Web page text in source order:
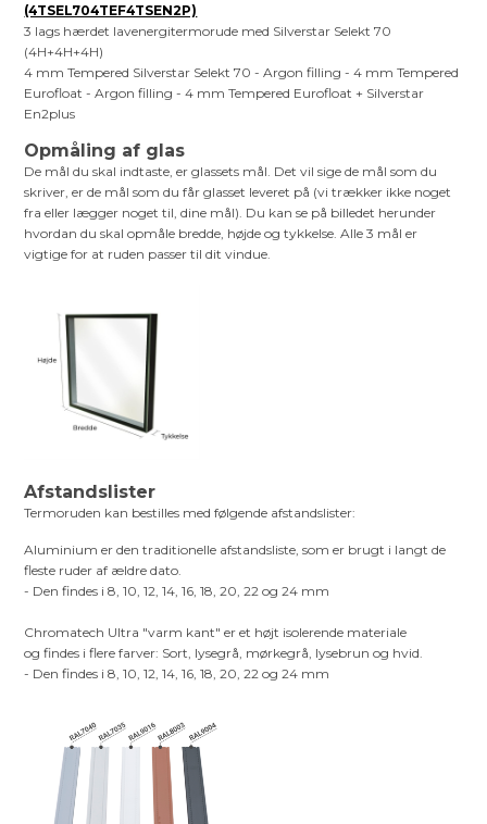
(4TSEL704TEF4TSEN2P)
3 lags hærdet lavenergitermorude med Silverstar Selekt 70
(4H+4H+4H)
4 mm Tempered Silverstar Selekt 70 - Argon filling - 4 mm Tempered
Eurofloat - Argon filling - 4 mm Tempered Eurofloat + Silverstar
En2plus
Opmåling af glas
De mål du skal indtaste, er glassets mål. Det vil sige de mål som du
skriver, er de mål som du får glasset leveret på (vi trækker ikke noget
fra eller lægger noget til, dine mål). Du kan se på billedet herunder
hvordan du skal opmåle bredde, højde og tykkelse. Alle 3 mål er
vigtige for at ruden passer til dit vindue.
Afstandslister
Termoruden kan bestilles med følgende afstandslister:
Aluminium er den traditionelle afstandsliste, som er brugt i langt de
fleste ruder af ældre dato.
- Den findes i 8, 10, 12, 14, 16, 18, 20, 22 og 24 mm
Chromatech Ultra "varm kant" er et højt isolerende materiale
og findes i flere farver: Sort, lysegrå, mørkegrå, lysebrun og hvid.
- Den findes i 8, 10, 12, 14, 16, 18, 20, 22 og 24 mm